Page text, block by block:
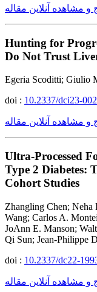
و مشاهده آنلاین مقاله
Hunting for
Do Not Trust
Egeria Scoditti; Giulio
doi : 10.2337/dci23-
و مشاهده آنلاین مقاله
Ultra-Processed
Type 2 Diabetes:
Cohort Studies
Zhangling Chen;
Wang; Carlos A.
JoAnn E. Manson;
Qi Sun; Jean-Philippe
doi : 10.2337/dc22-
و مشاهده آنلاین مقاله